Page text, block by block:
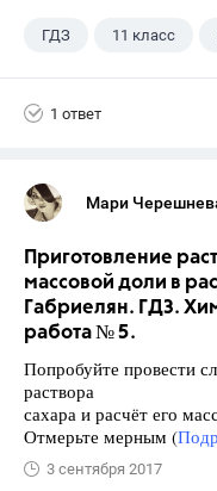
ГДЗ 11 класс
1 ответ
Мари
Приготовление
массовой доли в
Габриелян. ГДЗ.
работа № 5.
Попробуйте провести
раствора
сахара и расчёт его
Отмерьте мерным (
3 сентября 2017